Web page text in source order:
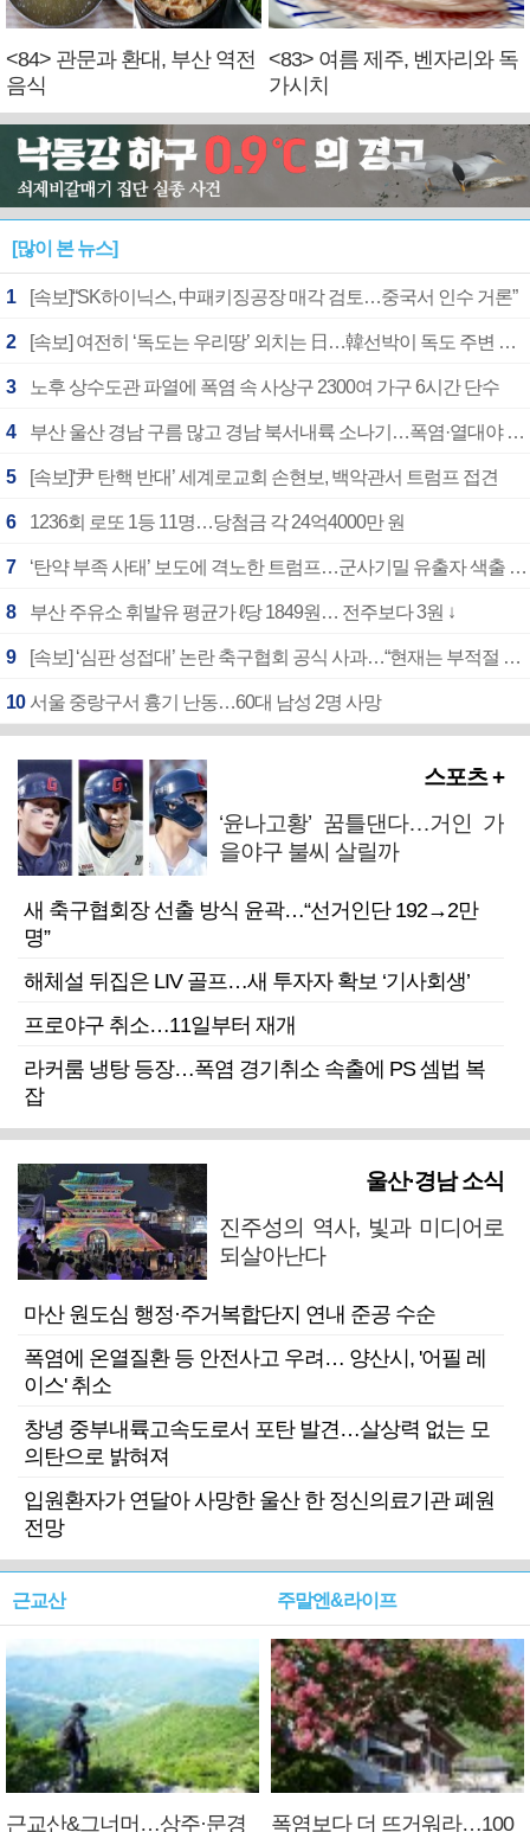
<84> 관문과 환대, 부산 역전
음식
<83> 여름 제주, 벤자리와 독
가시치
[많이 본 뉴스]
1 [속보]“SK하이닉스, 中패키징공장 매각 검토…중국서 인수 거론”
2 [속보] 여전히 ‘독도는 우리땅’ 외치는 日…韓선박이 독도 주변 해양조사 활동하자 반발
3 노후 상수도관 파열에 폭염 속 사상구 2300여 가구 6시간 단수
4 부산 울산 경남 구름 많고 경남 북서내륙 소나기…폭염·열대야 계속
5 [속보]‘尹 탄핵 반대’ 세계로교회 손현보, 백악관서 트럼프 접견
6 1236회 로또 1등 11명…당첨금 각 24억4000만 원
7 ‘탄약 부족 사태’ 보도에 격노한 트럼프…군사기밀 유출자 색출 지시
8 부산 주유소 휘발유 평균가 ℓ당 1849원… 전주보다 3원 ↓
9 [속보] ‘심판 성접대’ 논란 축구협회 공식 사과…“현재는 부적절 행위 없어”
10 서울 중랑구서 흉기 난동…60대 남성 2명 사망
스포츠 +
‘윤나고황’ 꿈틀댄다…거인 가
을야구 불씨 살릴까
새 축구협회장 선출 방식 윤곽…“선거인단 192→2만
명”
해체설 뒤집은 LIV 골프…새 투자자 확보 ‘기사회생’
프로야구 취소…11일부터 재개
라커룸 냉탕 등장…폭염 경기취소 속출에 PS 셈법 복
잡
울산·경남 소식
진주성의 역사, 빛과 미디어로
되살아난다
마산 원도심 행정·주거복합단지 연내 준공 수순
폭염에 온열질환 등 안전사고 우려… 양산시, '어필 레
이스' 취소
창녕 중부내륙고속도로서 포탄 발견…살상력 없는 모
의탄으로 밝혀져
입원환자가 연달아 사망한 울산 한 정신의료기관 폐원
전망
근교산
근교산&그너머…상주·문경
주말엔&라이프
폭염보다 더 뜨거워라…100